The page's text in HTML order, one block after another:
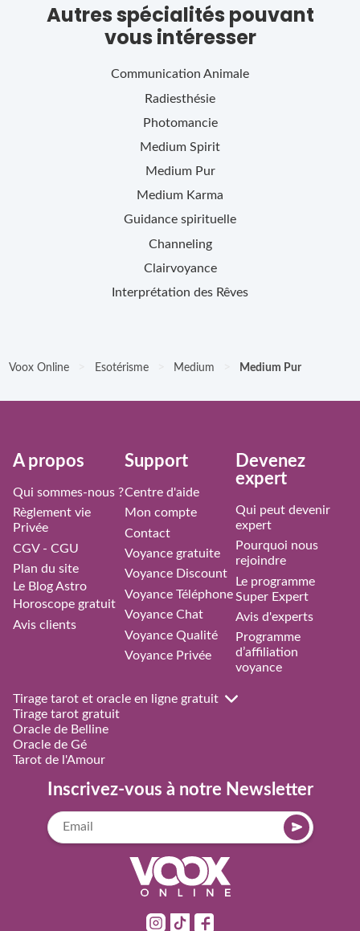
Autres spécialités pouvant
vous intéresser
Communication Animale
Radiesthésie
Photomancie
Medium Spirit
Medium Pur
Medium Karma
Guidance spirituelle
Channeling
Clairvoyance
Interprétation des Rêves
Voox Online Esotérisme Medium Medium Pur
À propos
Qui sommes-nous ?
Règlement vie
Privée
CGV - CGU
Plan du site
Le Blog Astro
Horoscope gratuit
Avis clients
Support
Centre d'aide
Mon compte
Contact
Voyance gratuite
Voyance Discount
Voyance Téléphone
Voyance Chat
Voyance Qualité
Voyance Privée
Devenez
expert
Qui peut devenir
expert
Pourquoi nous
rejoindre
Le programme
Super Expert
Avis d'experts
Programme
d’affiliation
voyance
Tirage tarot et oracle en ligne gratuit
Tirage tarot gratuit
Oracle de Belline
Oracle de Gé
Tarot de l'Amour
Inscrivez-vous à notre Newsletter